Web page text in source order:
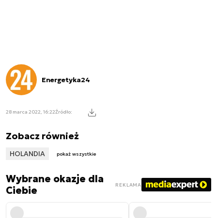
Energetyka24
28 marca 2022, 16:22Źródło:
Zobacz również
HOLANDIA pokaż wszystkie
Wybrane okazje dla
Ciebie
REKLAMA